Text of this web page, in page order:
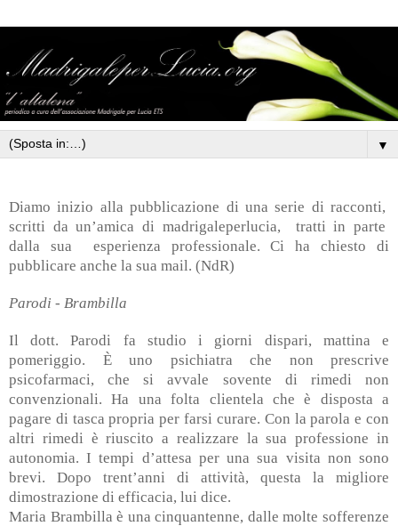
▼
Diamo inizio alla pubblicazione di una serie di racconti,
scritti da un’amica di madrigaleperlucia,
tratti in parte
dalla sua
esperienza professionale. Ci ha chiesto di
pubblicare anche la sua mail. (NdR)
Parodi - Brambilla
Il dott. Parodi fa studio i giorni dispari, mattina e
pomeriggio. È uno psichiatra che non prescrive
psicofarmaci, che si avvale sovente di rimedi non
convenzionali. Ha una folta clientela che è disposta a
pagare di tasca propria per farsi curare. Con la parola e con
altri rimedi è riuscito a realizzare la sua professione in
autonomia. I tempi d’attesa per una sua visita non sono
brevi. Dopo trent’anni di attività, questa la migliore
dimostrazione di efficacia, lui dice.
Maria Brambilla è una cinquantenne, dalle molte sofferenze